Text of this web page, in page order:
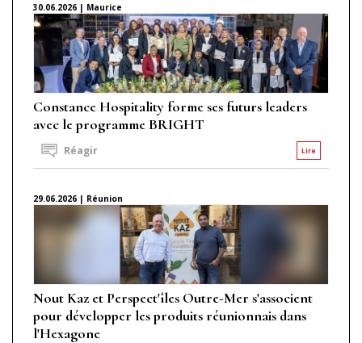
30.06.2026 | Maurice
Constance Hospitality forme ses futurs leaders
avec le programme BRIGHT
Lire
Réagir
29.06.2026 | Réunion
Nout Kaz et Perspect'îles Outre-Mer s'associent
pour développer les produits réunionnais dans
l'Hexagone